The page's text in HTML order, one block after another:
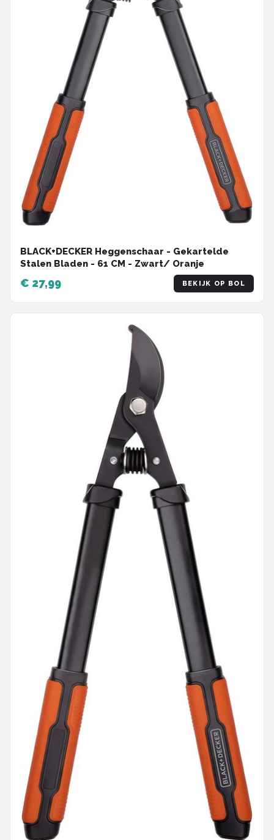
BLACK+DECKER Heggenschaar - Gekartelde
Stalen Bladen - 61 CM - Zwart/ Oranje
€ 27,99 BEKIJK OP BOL